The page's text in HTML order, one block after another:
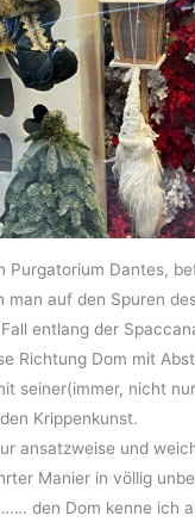
Purgatorium Dantes,
man auf den Spuren
entlang der
Richtung Dom mit
seiner(immer, nicht
Krippenkunst.
ansatzweise und
Manier in völlig
den Dom kenne ich